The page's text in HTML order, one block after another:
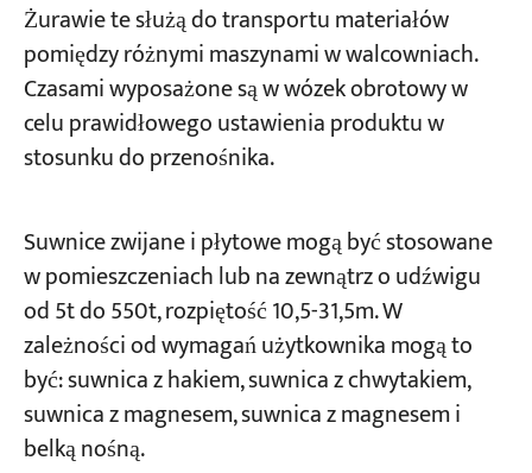
Żurawie te służą do transportu materiałów
pomiędzy różnymi maszynami w walcowniach.
Czasami wyposażone są w wózek obrotowy w
celu prawidłowego ustawienia produktu w
stosunku do przenośnika.
Suwnice zwijane i płytowe mogą być stosowane
w pomieszczeniach lub na zewnątrz o udźwigu
od 5t do 550t, rozpiętość 10,5-31,5m. W
zależności od wymagań użytkownika mogą to
być: suwnica z hakiem, suwnica z chwytakiem,
suwnica z magnesem, suwnica z magnesem i
belką nośną.